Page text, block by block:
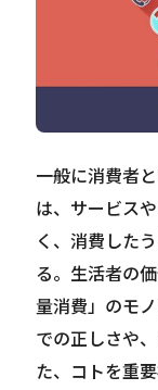
サイト内検索
Contact
一般に消費者
は、サービス
く、消費した
る。生活者の
量消費」のモ
での正しさや
た、コトを重